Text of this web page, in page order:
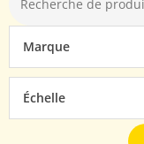
Marque
Échelle